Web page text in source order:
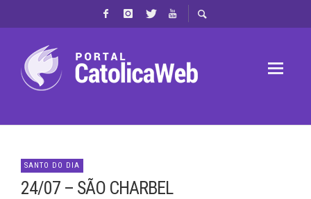
SANTO DO DIA
24/07 – SÃO CHARBEL